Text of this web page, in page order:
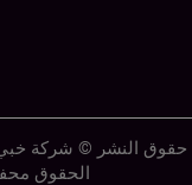
حقوق النشر © شركة خبي
الحقوق